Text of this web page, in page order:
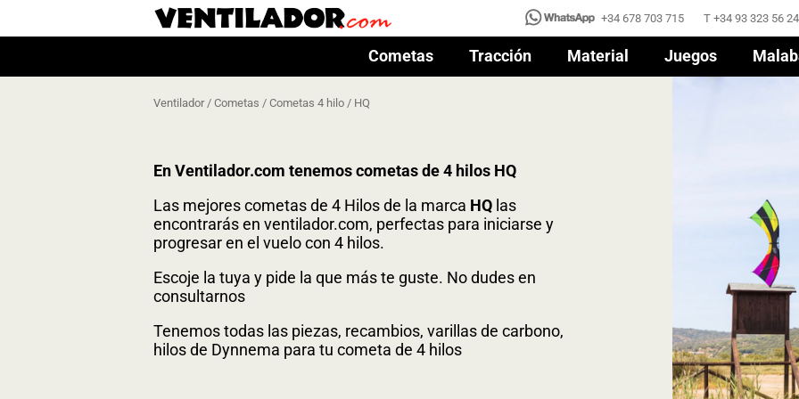
+34 678 703 715 T +34 93 323 56 24
Cometas Tracción Material Juegos
+34 678 703 715 T +34 93 323 56 24
Cometas Tracción Material Juegos
Ventilador/ Cometas / Cometas 4 hilo / HQ
En Ventilador.com tenemos cometas de 4 hilos HQ
Las mejores cometas de 4 Hilos de la marca HQ las
encontrarás en ventilador.com, perfectas para iniciarse y
progresar en el vuelo con 4 hilos.
Escoje la tuya y pide la que más te guste. No dudes en
consultarnos
Tenemos todas las piezas, recambios, varillas de carbono,
hilos de Dynnema para tu cometa de 4 hilos